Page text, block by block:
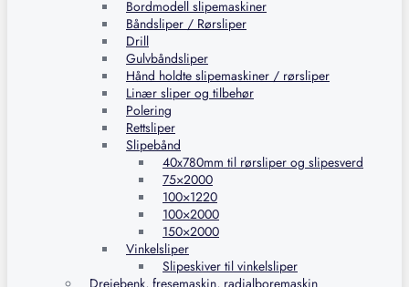
Bordmodell slipemaskiner
Båndsliper / Rørsliper
Drill
Gulvbåndsliper
Hånd holdte slipemaskiner / rørsliper
Linær sliper og tilbehør
Polering
Rettsliper
Slipebånd
40x780mm til rørsliper og slipesverd
75×2000
100×1220
100×2000
150×2000
Vinkelsliper
Slipeskiver til vinkelsliper
Dreiebenk, fresemaskin, radialboremaskin